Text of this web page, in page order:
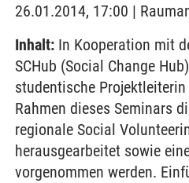
26.01.2014, 17:00 |
Inhalt: In Kooperation mit
SCHub (Social Change
studentische
Rahmen dieses Seminars
regionale Social
herausgearbeitet sowie
vorgenommen werden.